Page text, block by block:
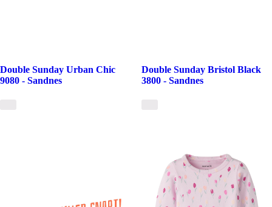
Double Sunday Urban Chic
9080 - Sandnes
Double Sunday Bristol Black
3800 - Sandnes